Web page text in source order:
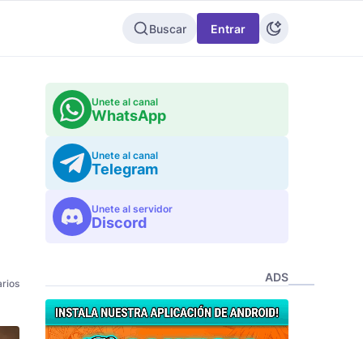
Buscar Entrar
Unete al canal
WhatsApp
Unete al canal
Telegram
Unete al servidor
Discord
ADS